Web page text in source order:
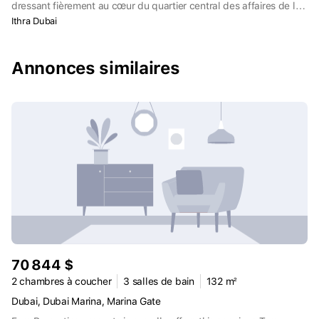
dressant fièrement au cœur du quartier central des affaires de la
ville, ce développement prestigieux est l'adresse ultime pour le
meilleurs éléments de travail, de vie et de loisirs.
Ithra Dubai
Annonces similaires
70 844 $
2 chambres à coucher 3 salles de bain
132 m²
Dubai, Dubai Marina, Marina Gate